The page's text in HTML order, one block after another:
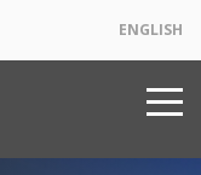
ENGLISH